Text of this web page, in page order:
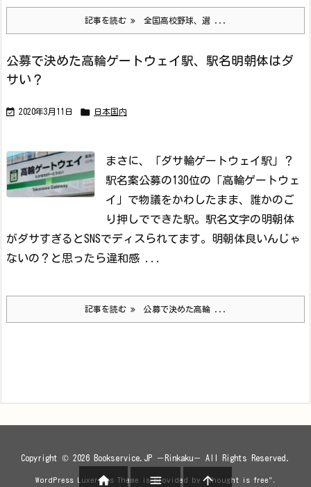
記事を読む 全国高校野球、選 ...
公募で決めた高輪ゲートウェイ駅、駅名明朝体はダ
サい？
 2020年3月11日  日本国内
まさに、「ダサ輪ゲートウェイ駅」？
駅名案公募の130位の「高輪ゲートウェ
イ」で物議をかわしたまま、誰かのご
り押しでできた駅。駅名文字の明朝体
がダサすぎるとSNSでディスられてます。 明朝体良いんじゃ
ないの？と思ったら違和感 ...
記事を読む 公募で決めた高輪 ...
Copyright © 2026 Bookservice.JP －Rinkaku－ All Rights Reserved.
WordPress Luxeritas Theme is provided by "Thought is free".
  